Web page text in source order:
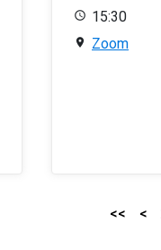
15:30
Zoom
<< <